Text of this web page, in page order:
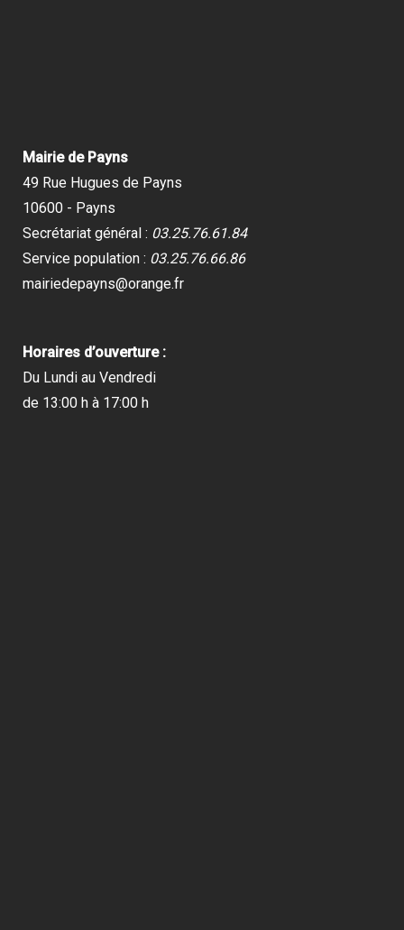
Mairie de Payns
49 Rue Hugues de Payns
10600 - Payns
Secrétariat général : 03.25.76.61.84
Service population : 03.25.76.66.86
mairiedepayns@orange.fr
Horaires d’ouverture :
Du Lundi au Vendredi
de 13:00 h à 17:00 h